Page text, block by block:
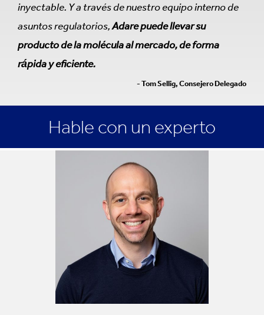
inyectable. Y a través de nuestro equipo interno de
asuntos regulatorios,Adare puede llevar su
producto de la molécula al mercado, de forma
rápida y eficiente.
- Tom Sellig, Consejero Delegado
Hable con un experto